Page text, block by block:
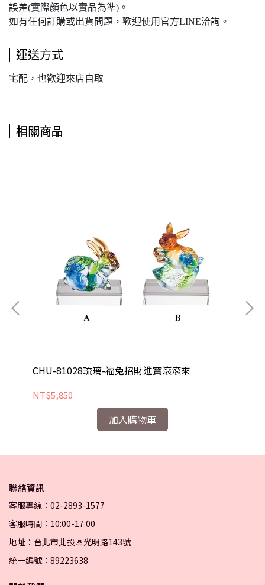
誤差(實際顏色以實品為準)。
如有任何訂購或出貨問題，歡迎使用官方LINE洽詢。
運送方式
宅配，也歡迎來店自取
相關商品
CHU-81028琉璃-福兔招財進寶滾滾來
NT$5,850
加入購物車
聯絡資訊
客服專線：02-2893-1577
客服時間：10:00-17:00
地址：台北市北投區光明路143號
統一編號：89223638